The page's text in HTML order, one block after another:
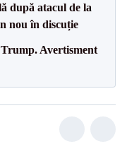
după atacul de la
nou în discuție
Avertisment